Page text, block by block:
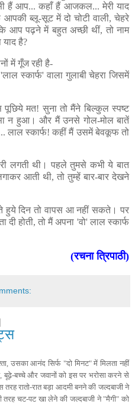
हैं आप... कहाँ हैं आजकल... मेरी याद
ब्लू-सूट में दो चोटी वाली, चेहरे
आप पढ़ने में बहुत अच्छी थीं, तो नाम
है?
में गूँज रही है-
स्कार्फ' वाला गुलाबी चेहरा जिसमें
पूछिये मत! सुना तो मैंने बिल्कुल स्पष्ट
न हुआ। और मैं उनसे गोल-मोल बातें
लाल स्कार्फ! कहीं मैं उसमें बेवकूफ तो
लगती थी। पहले तुमसे कभी ये बात
आती थी, तो तुम्हें बार-बार देखने
हुये दिन तो वापस आ नहीं सकते। पर
होती, तो मैं अपना 'वो' लाल स्कार्फ
(रचना त्रिपाठी)
उसका आनंद सिर्फ "दो मिनट" में मिलता नहीं
बूढ़े-बच्चे और जवानों को इस पर भरोसा करने से
रातो-रात बड़ा आदमी बनने की जल्दबाजी ने
तरह चट-पट खा लेने की जल्दबाजी ने "मैगी" को